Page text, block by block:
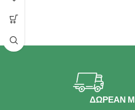
διαστάσεις 550x495x1119(h)mm
Χωρητικότητα
ΔΩΡΕΑΝ